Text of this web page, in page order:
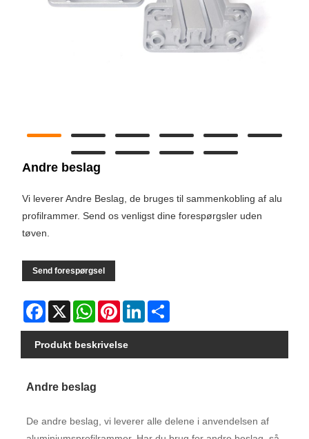
Andre beslag
Vi leverer Andre Beslag, de bruges til sammenkobling af alu
profilrammer. Send os venligst dine forespørgsler uden
tøven.
Send forespørgsel
Facebook
X WhatsAppPinterestLinkedIn
Produkt beskrivelse
Andre beslag
De andre beslag, vi leverer alle delene i anvendelsen af ​​